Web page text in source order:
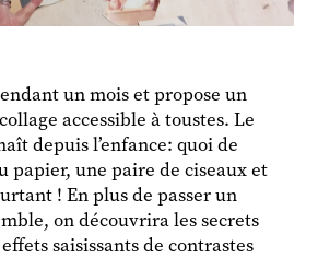
un mois et propose un
accessible à toustes. Le
depuis l’enfance: quoi de
papier, une paire de ciseaux et
! En plus de passer un
on découvrira les secrets
saisissants de contrastes